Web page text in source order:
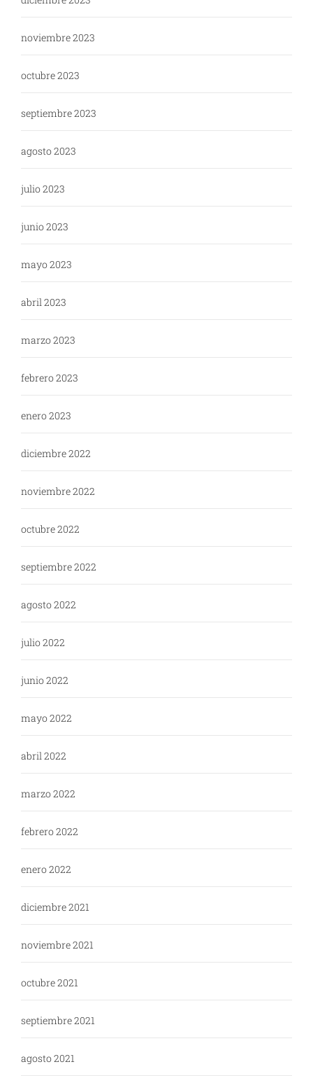
noviembre 2023
octubre 2023
septiembre 2023
agosto 2023
julio 2023
junio 2023
mayo 2023
abril 2023
marzo 2023
febrero 2023
enero 2023
diciembre 2022
noviembre 2022
octubre 2022
septiembre 2022
agosto 2022
julio 2022
junio 2022
mayo 2022
abril 2022
marzo 2022
febrero 2022
enero 2022
diciembre 2021
noviembre 2021
octubre 2021
septiembre 2021
agosto 2021